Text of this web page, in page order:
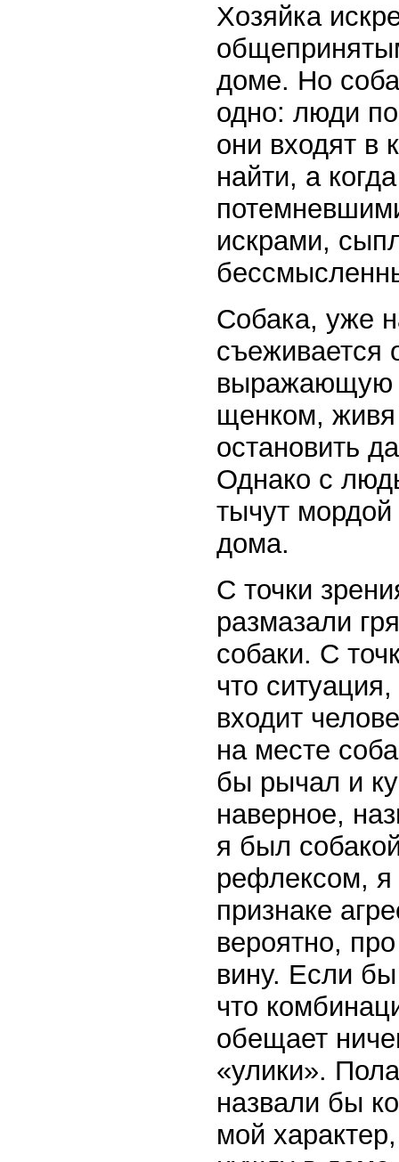
Хозяйка
доме. Но
одно: люди
они входят в
найти, а
искрами,
Собака, уже
съеживается
выражающую
щенком,
остановить
Однако с
тычут мордой
дома.
С точки
размазали
собаки. С
что
входит
на месте
бы рычал и
наверное,
я был
рефлексом, я
признаке
вероятно,
вину. Если
что
обещает
«улики».
назвали бы
мой